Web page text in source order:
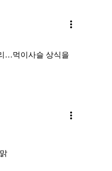
more_vert
…먹이사슬 상식을
more_vert